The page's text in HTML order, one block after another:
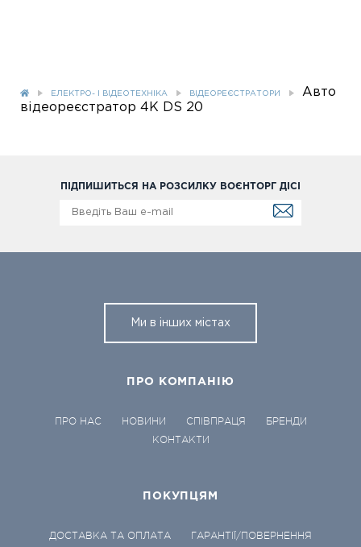
ЕЛЕКТРО- І ВІДЕОТЕХНІКА ВІДЕОРЕЄСТРАТОРИ
Авто
відеореєстратор 4K DS 20
ПІДПИШИТЬСЯ НА РОЗСИЛКУ ВОЄНТОРГ ДІСІ
Ми в інших містах
ПРО КОМПАНІЮ
ПРО НАС НОВИНИ СПІВПРАЦЯ
БРЕНДИ
КОНТАКТИ
ПОКУПЦЯМ
ДОСТАВКА ТА ОПЛАТА
ГАРАНТІЇ/ПОВЕРНЕННЯ